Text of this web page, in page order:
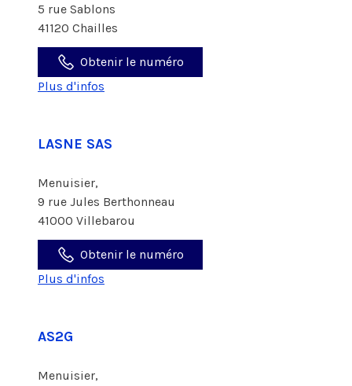
5 rue Sablons
41120 Chailles
Obtenir le numéro
Plus d'infos
LASNE SAS
Menuisier,
9 rue Jules Berthonneau
41000 Villebarou
Obtenir le numéro
Plus d'infos
AS2G
Menuisier,